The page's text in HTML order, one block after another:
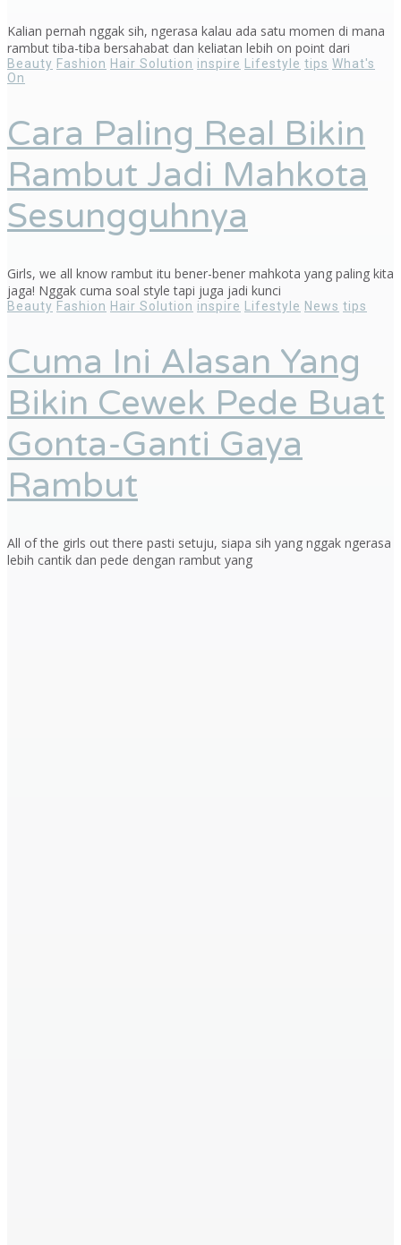
Kalian pernah nggak sih, ngerasa kalau ada satu momen di mana
rambut tiba-tiba bersahabat dan keliatan lebih on point dari
Beauty Fashion Hair Solution inspire Lifestyle tips What's
On
Cara Paling Real Bikin
Rambut Jadi Mahkota
Sesungguhnya
Girls, we all know rambut itu bener-bener mahkota yang paling kita
jaga! Nggak cuma soal style tapi juga jadi kunci
Beauty Fashion Hair Solution inspire Lifestyle News tips
Cuma Ini Alasan Yang
Bikin Cewek Pede Buat
Gonta-Ganti Gaya
Rambut
All of the girls out there pasti setuju, siapa sih yang nggak ngerasa
lebih cantik dan pede dengan rambut yang